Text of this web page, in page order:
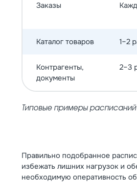
Заказы
Каталог товаров 1–2
Контрагенты,
документы
2–3
Типовые примеры расписаний
Правильно подобранное
избежать лишних нагрузок и
необходимую оперативность